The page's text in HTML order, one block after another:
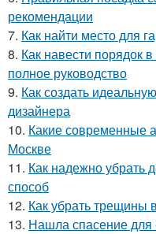
рекомендации
7. Как найти место для
8. Как навести порядок
полное руководство
9. Как создать
дизайнера
10. Какие современные
Москве
11. Как надежно убрать
способ
12. Как убрать трещины
13. Нашла спасение для